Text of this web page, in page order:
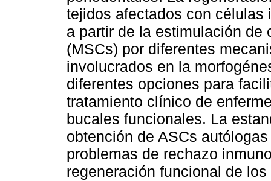
tejidos afectados con células
a partir de la estimulación de
(MSCs) por diferentes
involucrados en la
diferentes opciones para
tratamiento clínico de
bucales funcionales. La
obtención de ASCs
problemas de rechazo
regeneración funcional de